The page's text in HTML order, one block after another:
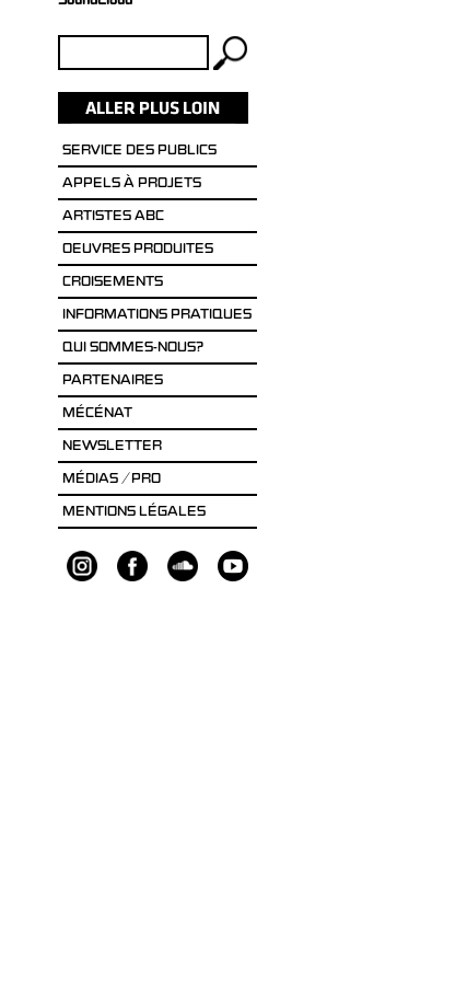
SERVICE DES PUBLICS
APPELS À PROJETS
ARTISTES ABC
OEUVRES PRODUITES
CROISEMENTS
INFORMATIONS PRATIQUES
QUI SOMMES-NOUS?
PARTENAIRES
MÉCÉNAT
NEWSLETTER
MÉDIAS / PRO
MENTIONS LÉGALES